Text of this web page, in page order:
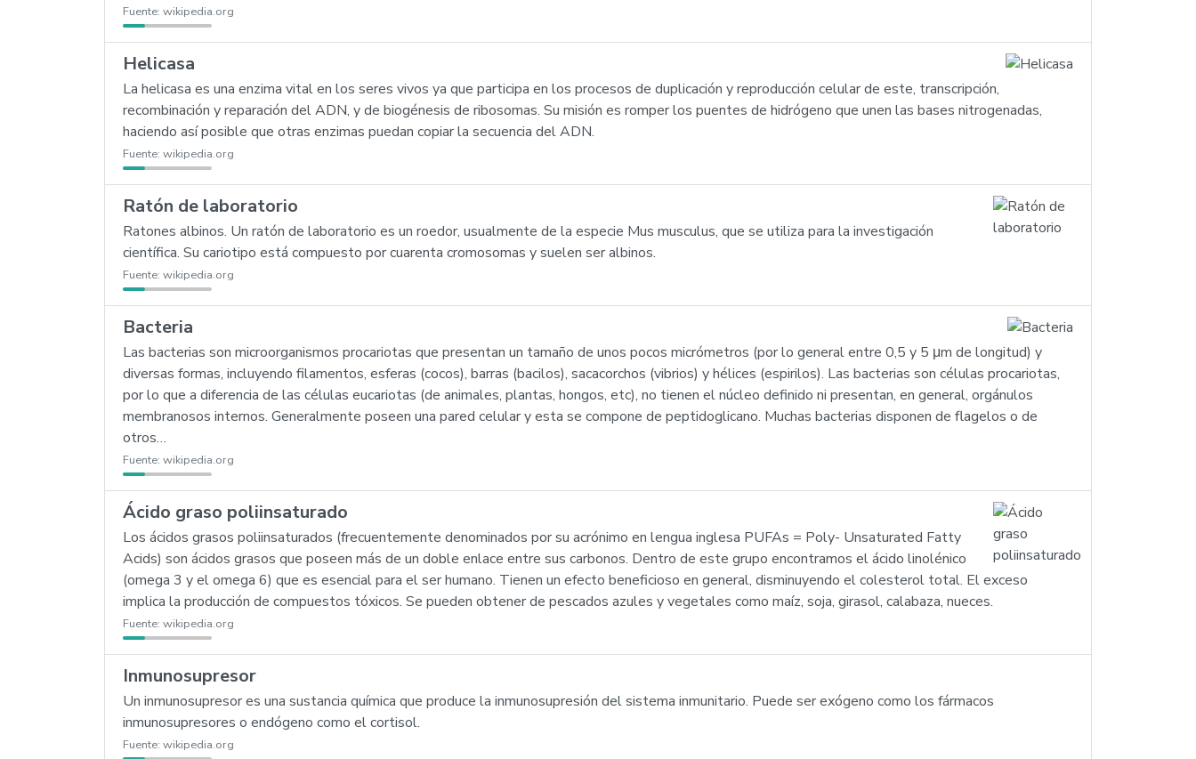
Fuente: wikipedia.org
Helicasa
La helicasa es una enzima vital en los seres vivos ya que participa en los procesos de duplicación y reproducción celular de este, transcripción,
recombinación y reparación del ADN, y de biogénesis de ribosomas. Su misión es romper los puentes de hidrógeno que unen las bases nitrogenadas,
haciendo así posible que otras enzimas puedan copiar la secuencia del ADN.
Fuente: wikipedia.org
Ratón de laboratorio
Ratones albinos. Un ratón de laboratorio es un roedor, usualmente de la especie Mus musculus, que se utiliza para la investigación
científica. Su cariotipo está compuesto por cuarenta cromosomas y suelen ser albinos.
Fuente: wikipedia.org
Bacteria
Las bacterias son microorganismos procariotas que presentan un tamaño de unos pocos micrómetros (por lo general entre 0,5 y 5 μm de longitud) y
diversas formas, incluyendo filamentos, esferas (cocos), barras (bacilos), sacacorchos (vibrios) y hélices (espirilos). Las bacterias son células procariotas,
por lo que a diferencia de las células eucariotas (de animales, plantas, hongos, etc), no tienen el núcleo definido ni presentan, en general, orgánulos
membranosos internos. Generalmente poseen una pared celular y esta se compone de peptidoglicano. Muchas bacterias disponen de flagelos o de
otros…
Fuente: wikipedia.org
Ácido graso poliinsaturado
Los ácidos grasos poliinsaturados (frecuentemente denominados por su acrónimo en lengua inglesa PUFAs = Poly- Unsaturated Fatty
Acids) son ácidos grasos que poseen más de un doble enlace entre sus carbonos. Dentro de este grupo encontramos el ácido linolénico
(omega 3 y el omega 6) que es esencial para el ser humano. Tienen un efecto beneficioso en general, disminuyendo el colesterol total. El exceso
implica la producción de compuestos tóxicos. Se pueden obtener de pescados azules y vegetales como maíz, soja, girasol, calabaza, nueces.
Fuente: wikipedia.org
Inmunosupresor
Un inmunosupresor es una sustancia química que produce la inmunosupresión del sistema inmunitario. Puede ser exógeno como los fármacos
inmunosupresores o endógeno como el cortisol.
Fuente: wikipedia.org